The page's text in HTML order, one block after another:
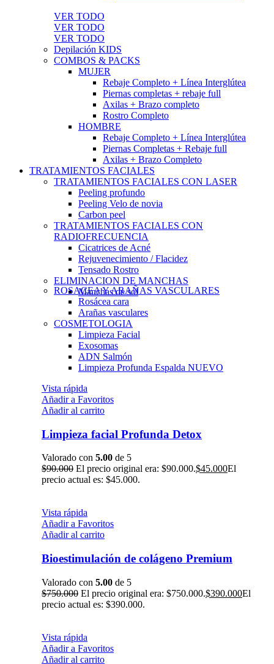
VER TODO
VER TODO
VER TODO
Depilación KIDS
COMBOS & PACKS
MUJER
Rebaje Completo + Línea Interglútea
Piernas completas + rebaje full
Axilas + Brazo completo
Rostro Completo
HOMBRE
Rebaje Completo + Línea Interglútea
Piernas Completas + Rebaje full
Axilas + Brazo Completo
TRATAMIENTOS FACIALES
TRATAMIENTOS FACIALES CON LASER
Peeling profundo
Peeling Velo de novia
Carbon peel
TRATAMIENTOS FACIALES CON
RADIOFRECUENCIA
Cicatrices de Acné
Rejuvenecimiento / Flacidez
Tensado Rostro
ELIMINACION DE MANCHAS
Manchas de sol
ROSACEA Y ARAÑAS VASCULARES
Rosácea cara
Arañas vasculares
COSMETOLOGIA
Limpieza Facial
Exosomas
ADN Salmón
Limpieza Profunda Espalda NUEVO
Vista rápida
Añadir a Favoritos
Añadir al carrito
Limpieza facial Profunda Detox
Valorado con 5.00 de 5
$90.000 El precio original era: $90.000.$45.000El
precio actual es: $45.000.
Vista rápida
Añadir a Favoritos
Añadir al carrito
Bioestimulación de colágeno Premium
Valorado con 5.00 de 5
$750.000 El precio original era: $750.000.$390.000El
precio actual es: $390.000.
Vista rápida
Añadir a Favoritos
Añadir al carrito